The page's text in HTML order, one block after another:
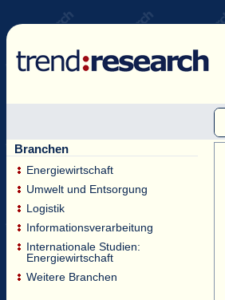
Branchen
Energiewirtschaft
Umwelt und Entsorgung
Logistik
Informationsverarbeitung
Internationale Studien:
Energiewirtschaft
Weitere Branchen